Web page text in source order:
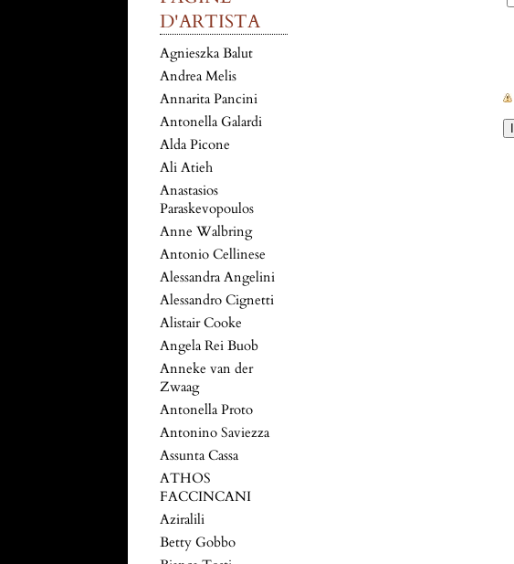
D'ARTISTA
Agnieszka Balut
Andrea Melis
Annarita Pancini
Antonella Galardi
Alda Picone
Ali Atieh
Anastasios
Paraskevopoulos
Anne Walbring
Antonio Cellinese
Alessandra Angelini
Alessandro Cignetti
Alistair Cooke
Angela Rei Buob
Anneke van der
Zwaag
Antonella Proto
Antonino Saviezza
Assunta Cassa
ATHOS
FACCINCANI
Aziralili
Betty Gobbo